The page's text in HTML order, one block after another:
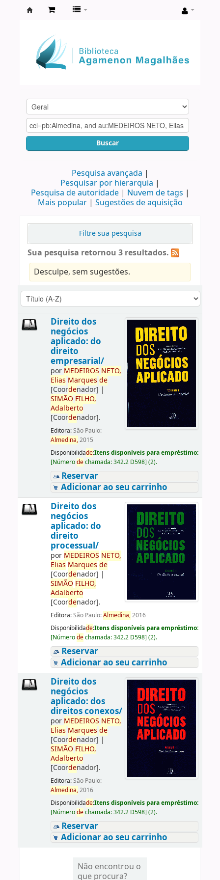
Agamenon
Magalhães
Buscar
Pesquisa avançada
Pesquisar por hierarquia
Pesquisa de autoridade
Nuvem de tags
Mais popular
Sugestões de aquisição
Filtre sua pesquisa
Sua pesquisa retornou 3 resultados.
Desculpe, sem sugestões.
Direito dos
negócios
aplicado: do
direito
empresarial/
por MEDEIROS NETO,
Elias Marques de
[Coordenador] |
SIMÃO FILHO,
Adalberto
[Coordenador].
Editora:São Paulo:
Almedina,2015
Disponibilidade:Itens disponíveis para empréstimo:
[Númerodechamada:342.2 D598] (2).
Reservar
Adicionar ao seu carrinho
Direito dos
negócios
aplicado: do
direito
processual/
por MEDEIROS NETO,
Elias Marques de
[Coordenador] |
SIMÃO FILHO,
Adalberto
[Coordenador].
Editora:São Paulo:Almedina,2016
Disponibilidade:Itens disponíveis para empréstimo:
[Númerodechamada:342.2 D598] (2).
Reservar
Adicionar ao seu carrinho
Direito dos
negócios
aplicado: dos
direitos conexos/
por MEDEIROS NETO,
Elias Marques de
[Coordenador] |
SIMÃO FILHO,
Adalberto
[Coordenador].
Editora:São Paulo:
Almedina,2016
Disponibilidade:Itens disponíveis para empréstimo:
[Númerodechamada:342.2 D598] (2).
Reservar
Adicionar ao seu carrinho
Não encontrou o
que procura?